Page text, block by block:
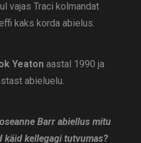
vajas Traci kolmandat
kaks korda abielus.
Yeaton aastal 1990 ja
abieluelu.
Barr abiellus mitu
käid kellegagi tutvumas?